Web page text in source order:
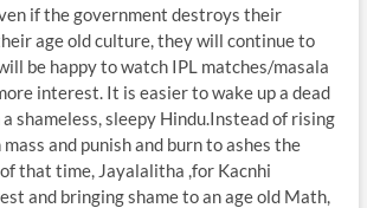
if the government destroys their
age old culture, they will continue to
be happy to watch IPL matches/masala
interest. It is easier to wake up a dead
shameless, sleepy Hindu.Instead of rising
and punish and burn to ashes the
that time, Jayalalitha ,for Kacnhi
and bringing shame to an age old Math,